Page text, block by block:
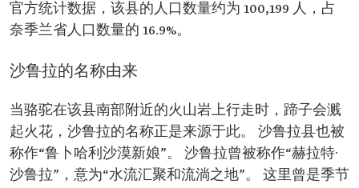
官方统计数据，该县的人口数量约为 100,199 人，占
奈季兰省人口数量的 16.9%。
沙鲁拉的名称由来
当骆驼在该县南部附近的火山岩上行走时，蹄子会溅
起火花，沙鲁拉的名称正是来源于此。 沙鲁拉县也被
称作“鲁卜哈利沙漠新娘”。 沙鲁拉曾被称作“赫拉特·
沙鲁拉”，意为“水流汇聚和流淌之地”。 这里曾是季节